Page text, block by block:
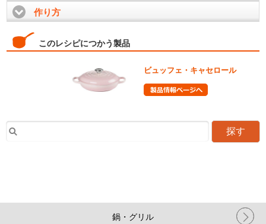
作り方
このレシピにつかう製品
ビュッフェ・キャセロール
探す
鍋・グリル